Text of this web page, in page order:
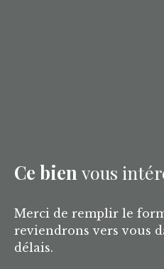
Ce bien vous
Merci de remplir le
reviendrons vers vous
délais.